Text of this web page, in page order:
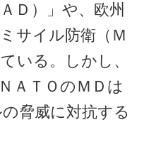
Ｄ）」や、欧州
サイル防衛（Ｍ
いる。しかし、
ＡＴＯのＭＤは
脅威に対抗する